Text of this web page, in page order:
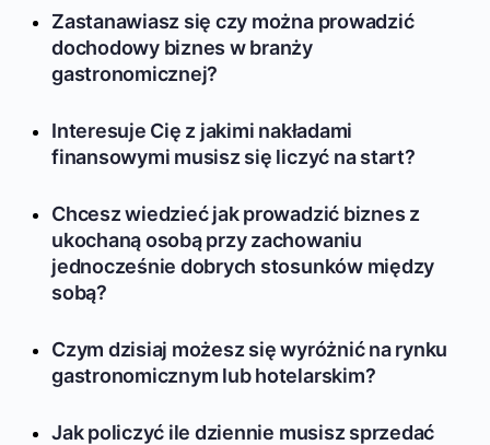
Zastanawiasz się czy można prowadzić
dochodowy biznes w branży
gastronomicznej?
Interesuje Cię z jakimi nakładami
finansowymi musisz się liczyć na start?
Chcesz wiedzieć jak prowadzić biznes z
ukochaną osobą przy zachowaniu
jednocześnie dobrych stosunków między
sobą?
Czym dzisiaj możesz się wyróżnić na rynku
gastronomicznym lub hotelarskim?
Jak policzyć ile dziennie musisz sprzedać